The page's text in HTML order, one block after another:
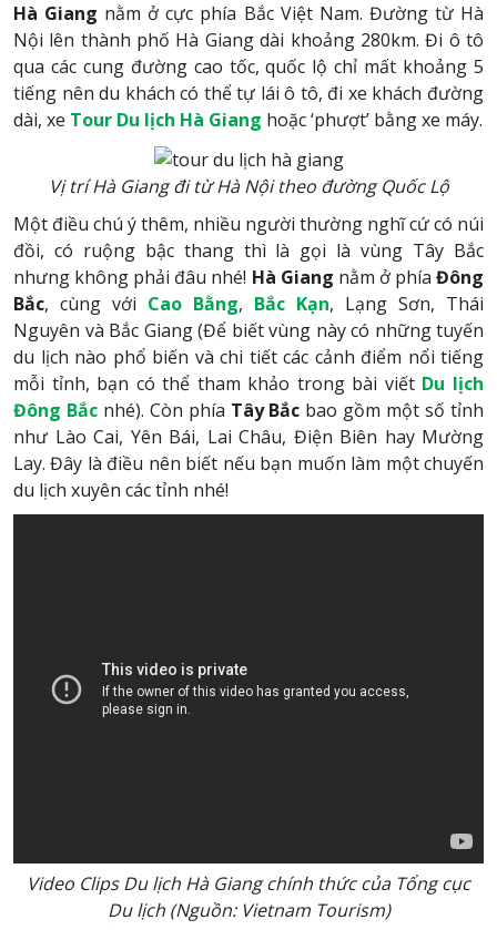
Hà Giang nằm ở cực phía Bắc Việt Nam. Đường từ Hà
Nội lên thành phố Hà Giang dài khoảng 280km. Đi ô tô
qua các cung đường cao tốc, quốc lộ chỉ mất khoảng 5
tiếng nên du khách có thể tự lái ô tô, đi xe khách đường
dài, xe Tour Du lịch Hà Giang hoặc ‘phượt’ bằng xe máy.
Vị trí Hà Giang đi từ Hà Nội theo đường Quốc Lộ
Một điều chú ý thêm, nhiều người thường nghĩ cứ có núi
đồi, có ruộng bậc thang thì là gọi là vùng Tây Bắc
nhưng không phải đâu nhé! Hà Giang nằm ở phíaĐông
Bắc, cùng với Cao Bằng, Bắc Kạn, Lạng Sơn, Thái
Nguyên và Bắc Giang (Để biết vùng này có những tuyến
du lịch nào phổ biến và chi tiết các cảnh điểm nổi tiếng
mỗi tỉnh, bạn có thể tham khảo trong bài viết Du lịch
Đông Bắcnhé). Còn phía Tây Bắc bao gồm một số tỉnh
như Lào Cai, Yên Bái, Lai Châu, Điện Biên hay Mường
Lay. Đây là điều nên biết nếu bạn muốn làm một chuyến
du lịch xuyên các tỉnh nhé!
Video Clips Du lịch Hà Giang chính thức của Tổng cục
Du lịch (Nguồn: Vietnam Tourism)